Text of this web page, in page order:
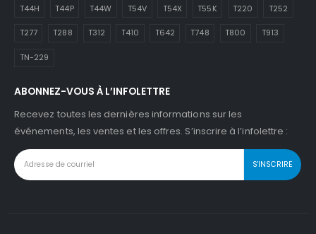
T44H T44P T44W T54V T54X T55K T220 T252
T277 T288 T312 T410 T642 T748 T800 T913
TN-229
ABONNEZ-VOUS À L’INFOLETTRE
Recevez toutes les dernières informations sur les
événements, les ventes et les offres. S’inscrire à l’infolettre :